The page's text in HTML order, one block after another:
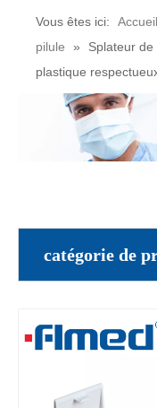
Vous êtes ici: Accueil
pilule
»
Splateur
plastique
catégorie de